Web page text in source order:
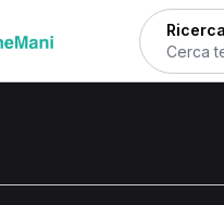
Ricerca
in Puglia